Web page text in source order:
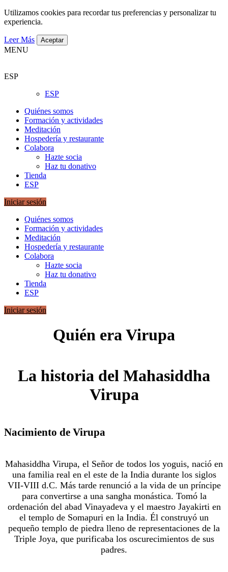
Utilizamos cookies para recordar tus preferencias y personalizar tu
experiencia.
Leer Más Aceptar
MENU
ESP
ESP
Quiénes somos
Formación y actividades
Meditación
Hospedería y restaurante
Colabora
Hazte socia
Haz tu donativo
Tienda
ESP
Iniciar sesión
Quiénes somos
Formación y actividades
Meditación
Hospedería y restaurante
Colabora
Hazte socia
Haz tu donativo
Tienda
ESP
Iniciar sesión
Quién era Virupa
La historia del Mahasiddha
Virupa
Nacimiento de Virupa
Mahasiddha Virupa, el Señor de todos los yoguis, nació en
una familia real en el este de la India durante los siglos
VII-VIII d.C. Más tarde renunció a la vida de un príncipe
para convertirse a una sangha monástica. Tomó la
ordenación del abad Vinayadeva y el maestro Jayakirti en
el templo de Somapuri en la India. Él construyó un
pequeño templo de piedra lleno de representaciones de la
Triple Joya, que purificaba los oscurecimientos de sus
padres.